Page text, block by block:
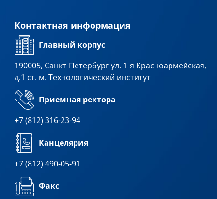
Контактная информация
Главный корпус
190005, Санкт-Петербург ул. 1-я Красноармейская,
д.1 ст. м. Технологический институт
Приемная ректора
+7 (812) 316-23-94
Канцелярия
+7 (812) 490-05-91
Факс